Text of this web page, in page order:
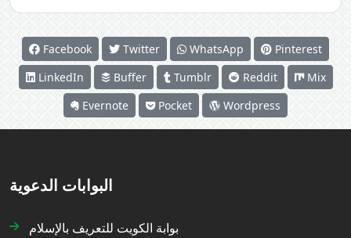
Facebook Twitter WhatsApp
Pinterest
LinkedIn
Buffer Tumblr Reddit
Mix
Evernote
Pocket Wordpress
البوابات الدعوية
بوابة الكويت للتعريف بالإسلام